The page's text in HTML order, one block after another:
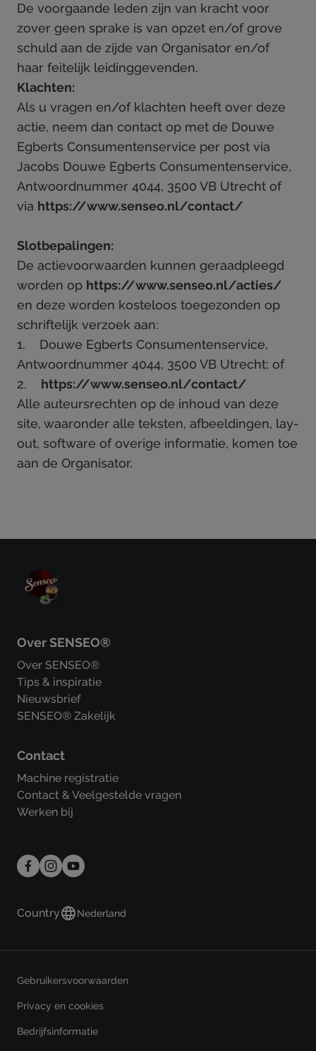
De voorgaande leden zijn van kracht voor
zover geen sprake is van opzet en/of grove
schuld aan de zijde van Organisator en/of
haar feitelijk leidinggevenden.
Klachten:
Als u vragen en/of klachten heeft over deze
actie, neem dan contact op met de Douwe
Egberts Consumentenservice per post via
Jacobs Douwe Egberts Consumentenservice,
Antwoordnummer 4044, 3500 VB Utrecht of
via https://www.senseo.nl/contact/
Slotbepalingen:
De actievoorwaarden kunnen geraadpleegd
worden op https://www.senseo.nl/acties/
en deze worden kosteloos toegezonden op
schriftelijk verzoek aan:
1. Douwe Egberts Consumentenservice,
Antwoordnummer 4044, 3500 VB Utrecht; of
2. https://www.senseo.nl/contact/
Alle auteursrechten op de inhoud van deze
site, waaronder alle teksten, afbeeldingen, lay-
out, software of overige informatie, komen toe
aan de Organisator.
Over SENSEO®
Over SENSEO®
Tips & inspiratie
Nieuwsbrief
SENSEO® Zakelijk
Contact
Machine registratie
Contact & Veelgestelde vragen
Werken bij
Country Nederland
Gebruikersvoorwaarden
Privacy en cookies
Bedrijfsinformatie